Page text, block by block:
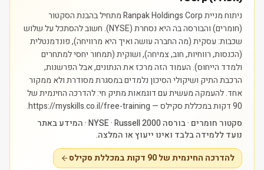
ניתוח מניית Ranpak Holdings Corp מתחיל בהבנת הסקטור
(חומרים) והבורסה בה היא נסחרת (NYSE). חשוב להסתכל על שלוש
שכבות: עסקית (מה החברה עושה ואיך היא מרוויחה), פונדמנטלית
(הכנסות, רווחיות, חוב, צמיחה), ושוקית (תמחור יחסי למתחרים
ולמדד הייחוס). העמוד הזה מרכז את הנתונים, אבל הפרשנות,
הרכבת התיק ושיקולי הסיכון נלמדים במסגרת מסודרת ולא ממקור
אחד.להעמקה מעשית עם דוגמאות מתיק חי: להדרכה החינמית של
90 דקות במכללת סקילס — https://myskills.co.il/free-training.
סקטור חומרים · בורסה NYSE · Russell 2000 · המידע באתר
נועד ללמידה בלבד ואינו ייעוץ או המלצה.
להדרכה החינמית של 90 דקות במכללת סקילס